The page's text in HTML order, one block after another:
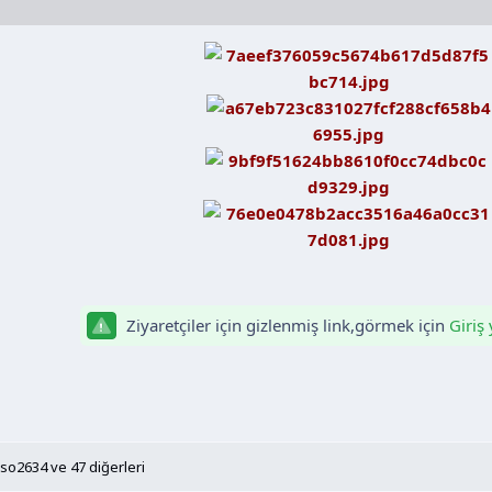
Ziyaretçiler için gizlenmiş link,görmek için Giriş
ve 47 diğerleri